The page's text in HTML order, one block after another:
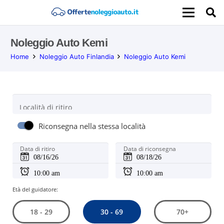
Noleggio Auto Kemi
Home Noleggio Auto Finlandia Noleggio Auto Kemi
Località di ritiro
Riconsegna nella stessa località
Data di ritiro Data di riconsegna
Età del guidatore:
18 - 29 30 - 69 70+